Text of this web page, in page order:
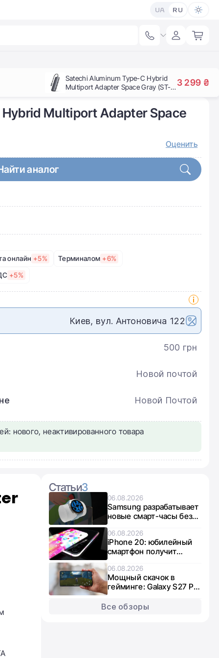
UA RU
Satechi Aluminum Type-C Hybrid
Multiport Adapter Space Gray (ST-
3 299 ₴
Multiport Adapter Space
Оценить
аналог
онлайн +5% Терминалом +6%
+5%
Киев, вул. Антоновича 122
500 грн
Новой почтой
Новой Почтой
нового, неактивированного товара
Статьи3
06.08.2026
Samsung разрабатывает
новые смарт-часы без
Galaxy Aero
06.08.2026
iPhone 20: юбилейный
смартфон получит
06.08.2026
Мощный скачок в
гейминге: Galaxy S27 Pro
графику нового
Все обзоры